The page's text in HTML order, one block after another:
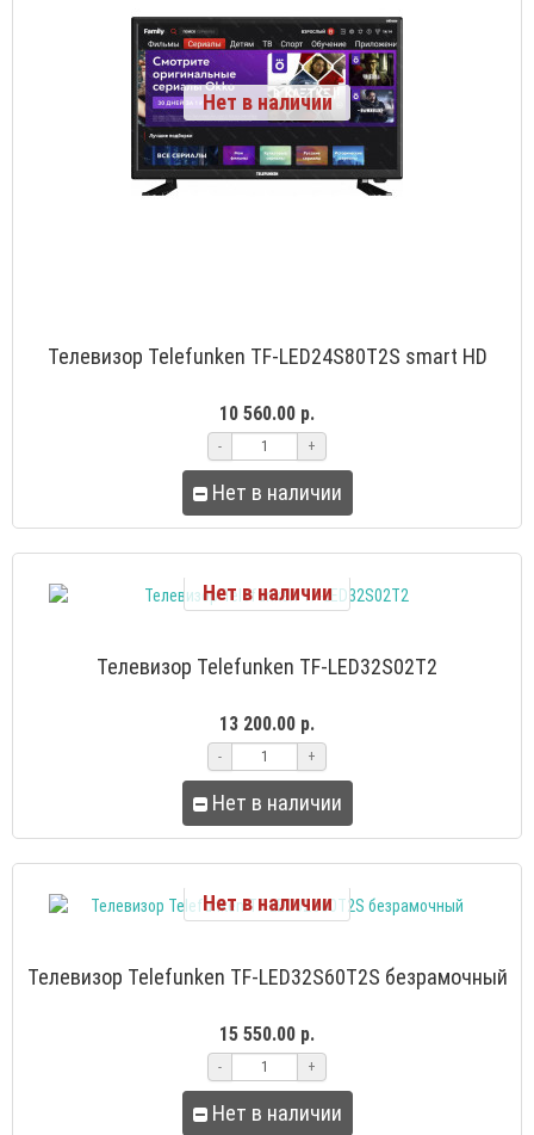
Нет в наличии
Телевизор Telefunken TF-LED24S80T2S smart HD
10 560.00 р.
- +
Нет в наличии
Нет в наличии
Телевизор Telefunken TF-LED32S02T2
13 200.00 р.
- +
Нет в наличии
Нет в наличии
Телевизор Telefunken TF-LED32S60T2S безрамочный
15 550.00 р.
- +
Нет в наличии